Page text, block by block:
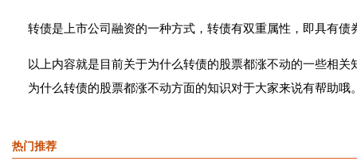
转债是上市公司融资的一种方式，转债有双重属性，即具有
以上内容就是目前关于为什么转债的股票都涨不动的一些相
为什么转债的股票都涨不动方面的知识对于大家来说有帮助哦
热门推荐